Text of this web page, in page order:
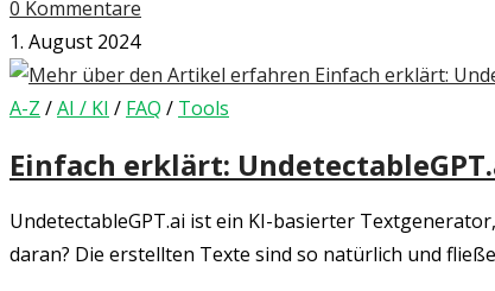
0 Kommentare
1. August 2024
A-Z /AI / KI / FAQ / Tools
Einfach erklärt:
UndetectableGPT.ai ist ein KI-basierter
daran? Die erstellten Texte sind so natürlich und